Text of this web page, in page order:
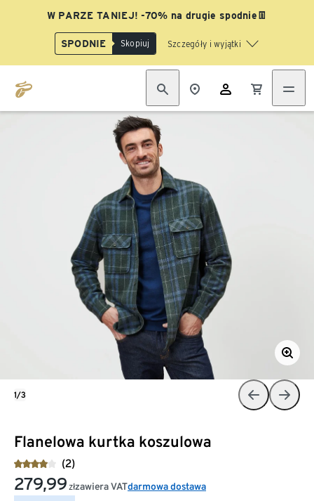
W PARZE TANIEJ! -70% na drugie spodnie👖
SPODNIE Skopiuj Szczegóły i wyjątki
Flanelowa kurtka koszulowa
(2)
279,99 złzawiera VATdarmowa dostawa
1/3